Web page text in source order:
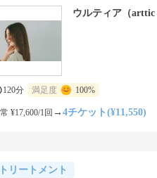
ウルティア（arttic
120分 満足度 100%
¥17,600/1回 → 4チケット(¥11,550)
リートメント